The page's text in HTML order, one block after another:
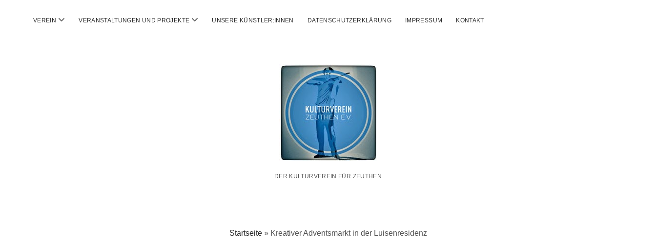
VEREIN Menü
VERANSTALTUNGEN UND PROJEKTE Menü
UNSERE KÜNSTLER:INNEN DATENSCHUTZERKLÄRUNG IMPRESSUM KONTAKT
Kulturverein
Zeuthen
e.V.
DER KULTURVEREIN FÜR ZEUTHEN
Startseite» Kreativer Adventsmarkt in der Luisenresidenz